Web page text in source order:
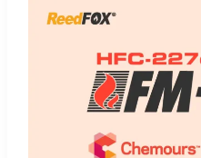
Actuator